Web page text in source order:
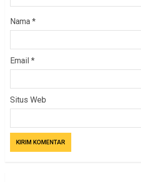
Nama *
Email *
Situs Web